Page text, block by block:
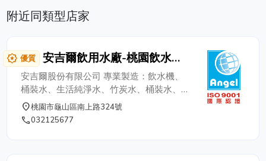
附近同類型店家
award_star 優質
安吉爾飲用水廠-桃園飲水機
桃園桶裝水
安吉爾股份有限公司 專業製造：飲水機、
桶裝水、生活純淨水、竹炭水、桶裝水、包
裝飲用水、杯水、蒸餾水、化學工業用水。
每兩個月由衛生署核可SGS台灣檢驗科技
place桃園市龜山區南上路324號
phone032125677